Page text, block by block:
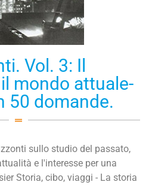
Vol. 3: Il
mondo attuale-
50 domande.
sullo studio del passato,
e l'interesse per una
Storia, cibo, viaggi - La storia